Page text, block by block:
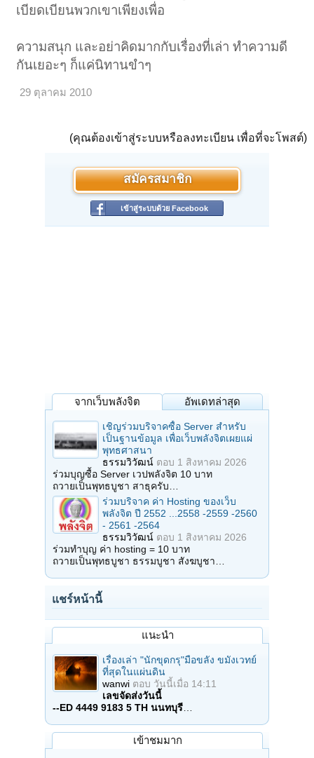
เบียดเบียนพวกเขาเพียงเพื่อ
ความสนุก และอย่าคิดมากกับเรื่องที่เล่า ทำความดี
กันเยอะๆ ก็แค่นิทานขำๆ
29 ตุลาคม 2010
(คุณต้องเข้าสู่ระบบหรือลงทะเบียน เพื่อที่จะโพสต์)
สมัครสมาชิก
เข้าสู่ระบบด้วย Facebook
จากเว็บพลังจิต อัพเดทล่าสุด
เชิญร่วมบริจาคซื้อ Server สำหรับ
เป็นฐานข้อมูล เพื่อเว็บพลังจิตเผยแผ่
พุทธศาสนา
ธรรมวิวัฒน์ ตอบ 1 สิงหาคม 2026
ร่วมบุญซื้อ Server เวปพลังจิต 10 บาท
ถวายเป็นพุทธบูชา สาธุครับ…
ร่วมบริจาค ค่า Hosting ของเว็บ
พลังจิต ปี 2552 ...2558 -2559 -2560
- 2561 -2564
ธรรมวิวัฒน์ ตอบ 1 สิงหาคม 2026
ร่วมทำบุญ ค่า hosting = 10 บาท
ถวายเป็นพุทธบูชา ธรรมบูชา สังฆบูชา…
แชร์หน้านี้
แนะนำ
เรื่องเล่า "นักขุดกรุ"มือขลัง ขมังเวทย์
ที่สุดในแผ่นดิน
wanwi ตอบ วันนี้เมื่อ 14:11
เลขจัดส่งวันนี้
--ED 4449 9183 5 TH นนทบุรี
เข้าชมมาก